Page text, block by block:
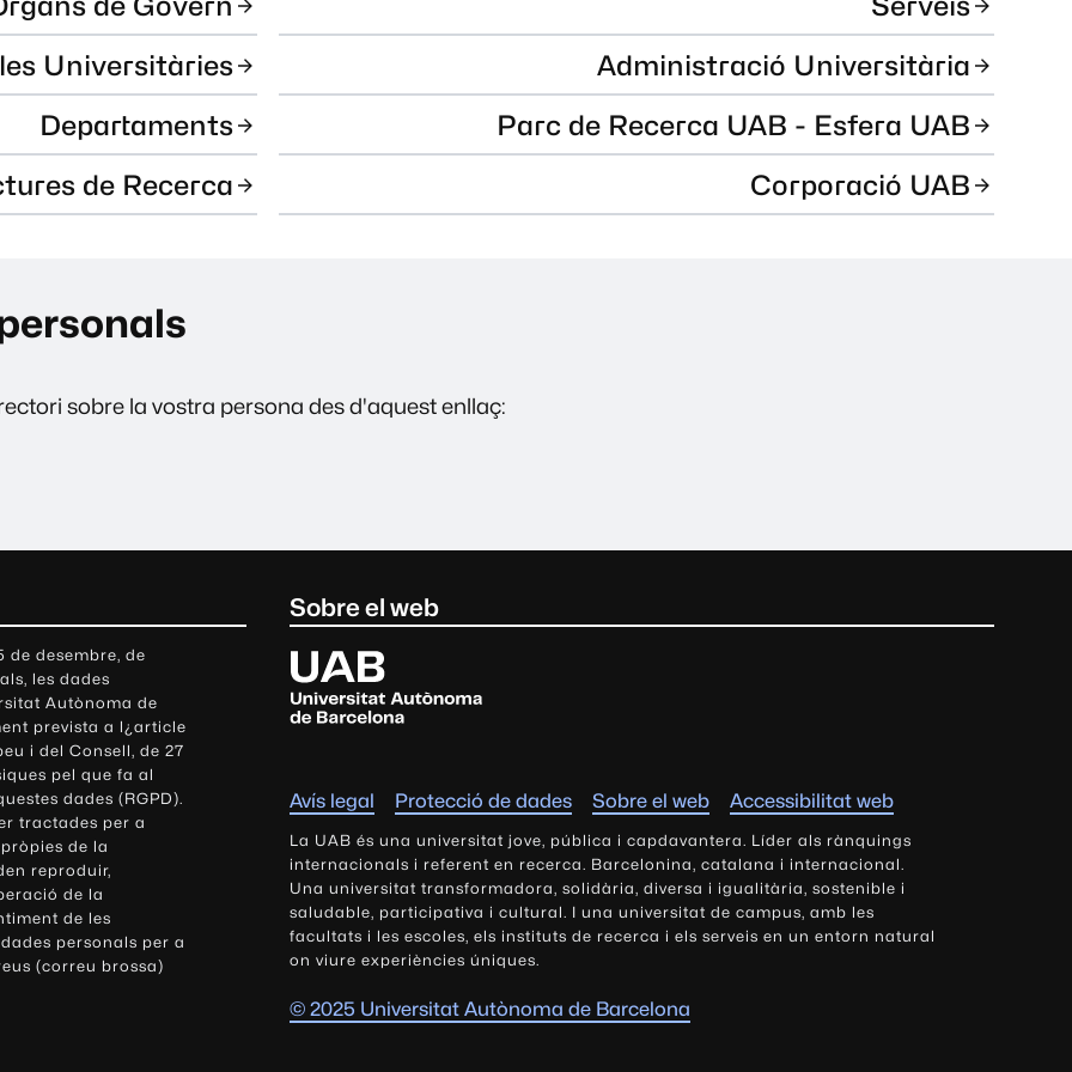
Universitàries
Departaments
de Recerca
Administració Universitària
Parc de Recerca UAB - Esfera UAB
Corporació UAB
sobre la vostra persona des d'aquest enllaç:
desembre, de
les dades
Autònoma de
prevista a l¿article
i del Consell, de 27
pel que fa al
dades (RGPD).
tractades per a
de la
reproduir,
de la
de les
personals per a
(correu brossa)
Sobre el web
U
n
i
s
i
t
a
t
A
u
t
ò
Avís legal Protecció de dades Sobre el web Accessibilitat web
La UAB és una universitat jove, pública i capdavantera. Líder als rànquings
internacionals i referent en recerca. Barcelonina, catalana i internacional.
Una universitat transformadora, solidària, diversa i igualitària, sostenible i
saludable, participativa i cultural. I una universitat de campus, amb les
facultats i les escoles, els instituts de recerca i els serveis en un entorn natural
on viure experiències úniques.
© 2025 Universitat Autònoma de Barcelona